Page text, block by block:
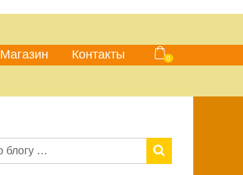
Магазин Контакты 0